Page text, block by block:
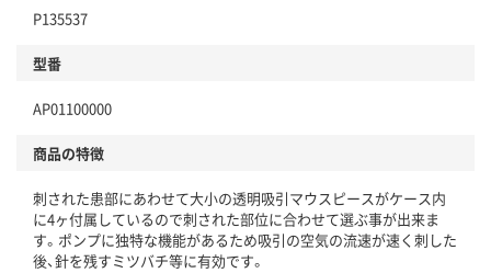
P135537
型番
AP01100000
商品の特徴
刺された患部にあわせて大小の透明吸引マウスピースがケース内
に4ヶ付属しているので刺された部位に合わせて選ぶ事が出来ま
す。ポンプに独特な機能があるため吸引の空気の流速が速く刺した
後、針を残すミツバチ等に有効です。